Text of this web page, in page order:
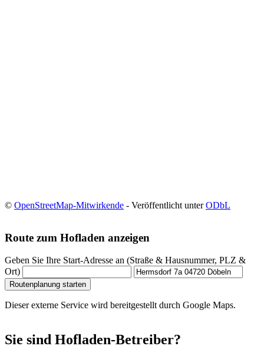
© OpenStreetMap-Mitwirkende - Veröffentlicht unterODbL
Route zum Hofladen anzeigen
Geben Sie Ihre Start-Adresse an (Straße & Hausnummer, PLZ &
Ort)
Routenplanung starten
Dieser externe Service wird bereitgestellt durch Google Maps.
Sie sind Hofladen-Betreiber?